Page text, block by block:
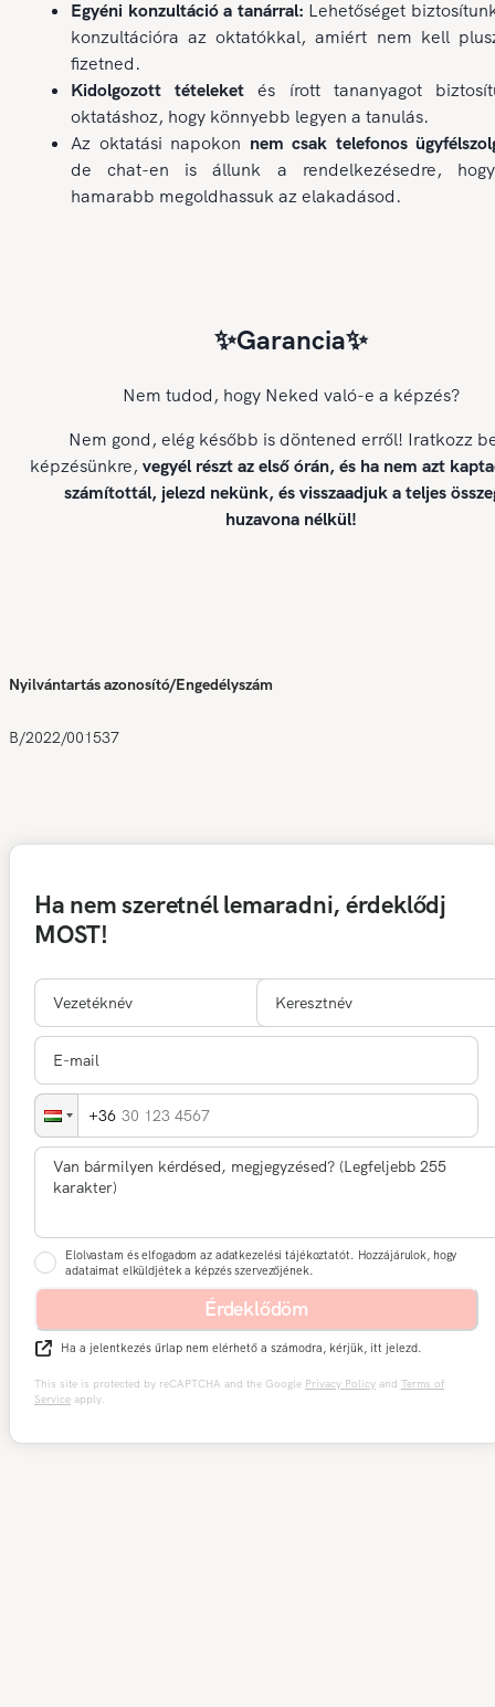
Egyéni konzultáció a tanárral: Lehetőséget
konzultációra az oktatókkal, amiért nem kell
fizetned.
Kidolgozott tételeket és írott tananyagot
oktatáshoz, hogy könnyebb legyen a tanulás.
Az oktatási napokon nem csak telefonos
de chat-en is állunk a rendelkezésedre,
hamarabb megoldhassuk az elakadásod.
✨Garancia✨
Nem tudod, hogy Neked való-e a képzés?
Nem gond, elég később is döntened erről! Iratkozz
képzésünkre, vegyél részt az első órán, és ha nem azt
számítottál, jelezd nekünk, és visszaadjuk a teljes
huzavona nélkül!
Nyilvántartás azonosító/Engedélyszám
B/2022/001537
Ha nem szeretnél lemaradni, érdeklődj
MOST!
30 123 4567
Elolvastam és elfogadom az adatkezelési tájékoztatót. Hozzájárulok, hogy
adataimat elküldjétek a képzés szervezőjének.
Érdeklődöm
Ha a jelentkezés űrlap nem elérhető a számodra, kérjük, itt jelezd.
This site is protected by reCAPTCHA and the Google Privacy Policy and Terms of
Service apply.